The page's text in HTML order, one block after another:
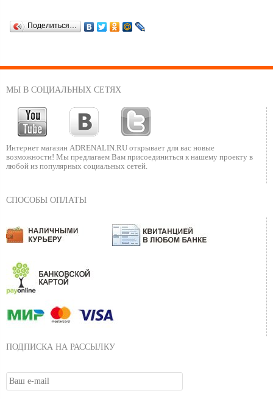
Поделиться…
МЫ В СОЦИАЛЬНЫХ СЕТЯХ
Интернет магазин ADRENALIN.RU открывает для вас новые
возможности! Мы предлагаем Вам присоединиться к нашему проекту в
любой из популярных социальных сетей.
СПОСОБЫ ОПЛАТЫ
ПОДПИСКА НА РАССЫЛКУ